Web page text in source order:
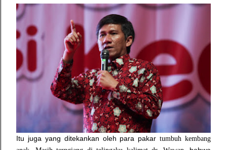
Itu juga yang ditekankan oleh para pakartumbuh kembang